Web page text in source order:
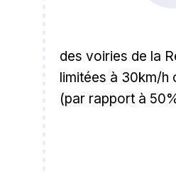
des voiries de la
limitées à 30km/h
(par rapport à